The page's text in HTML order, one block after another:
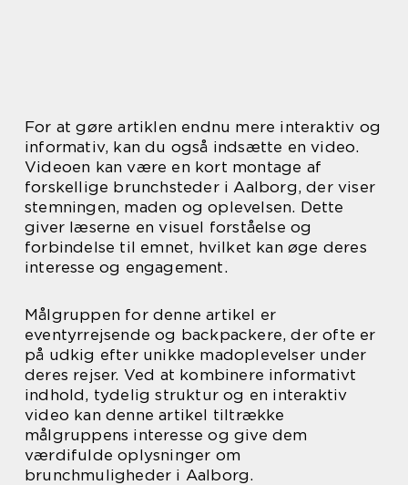
For at gøre artiklen endnu mere interaktiv og
informativ, kan du også indsætte en video.
Videoen kan være en kort montage af
forskellige brunchsteder i Aalborg, der viser
stemningen, maden og oplevelsen. Dette
giver læserne en visuel forståelse og
forbindelse til emnet, hvilket kan øge deres
interesse og engagement.
Målgruppen for denne artikel er
eventyrrejsende og backpackere, der ofte er
på udkig efter unikke madoplevelser under
deres rejser. Ved at kombinere informativt
indhold, tydelig struktur og en interaktiv
video kan denne artikel tiltrække
målgruppens interesse og give dem
værdifulde oplysninger om
brunchmuligheder i Aalborg.